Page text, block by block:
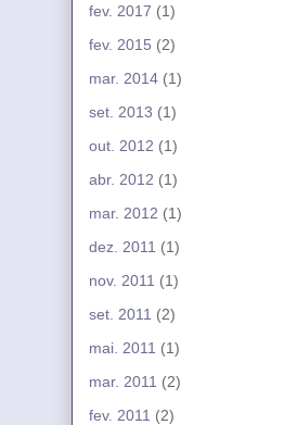
fev. 2017 (1)
fev. 2015 (2)
mar. 2014 (1)
set. 2013 (1)
out. 2012 (1)
abr. 2012 (1)
mar. 2012 (1)
dez. 2011 (1)
nov. 2011 (1)
set. 2011 (2)
mai. 2011 (1)
mar. 2011 (2)
fev. 2011 (2)